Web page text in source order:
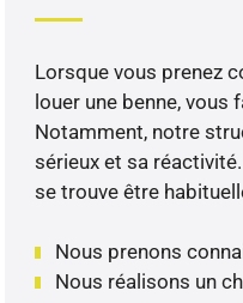
Lorsque vous prenez
louer une benne, vous
Notamment, notre
sérieux et sa
se trouve être
Nous prenons
Nous réalisons un